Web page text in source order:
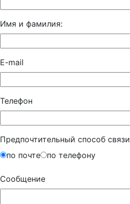
Имя и фамилия:
E-mail
Телефон
Предпочтительный способ связи
по почте
по телефону
Сообщение